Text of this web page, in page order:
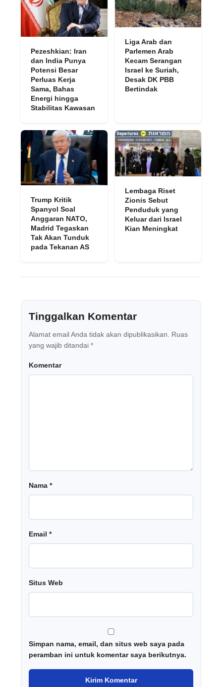
Pezeshkian: Iran
dan India Punya
Potensi Besar
Perluas Kerja
Sama, Bahas
Energi hingga
Stabilitas Kawasan
Liga Arab dan
Parlemen Arab
Kecam Serangan
Israel ke Suriah,
Desak DK PBB
Bertindak
Trump Kritik
Spanyol Soal
Anggaran NATO,
Madrid Tegaskan
Tak Akan Tunduk
pada Tekanan AS
Lembaga Riset
Zionis Sebut
Penduduk yang
Keluar dari Israel
Kian Meningkat
Tinggalkan Komentar
Alamat email Anda tidak akan dipublikasikan.
Ruas
yang wajib ditandai *
Komentar
Nama *
Email *
Situs Web
Simpan nama, email, dan situs web saya pada
peramban ini untuk komentar saya berikutnya.